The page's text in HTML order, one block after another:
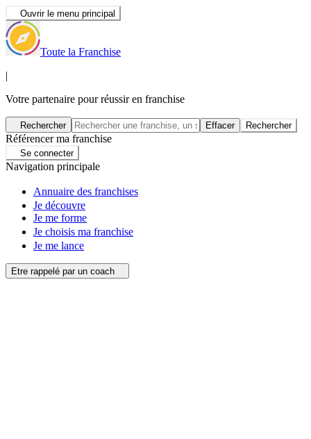
Ouvrir le menu principal
Toute la Franchise
|
Votre partenaire pour réussir en franchise
Rechercher Effacer Rechercher
Référencer ma franchise
Se connecter
Navigation principale
Annuaire des franchises
Je découvre
Je me forme
Je choisis ma franchise
Je me lance
Etre rappelé par un coach